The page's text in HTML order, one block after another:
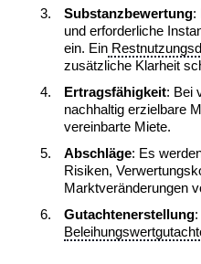
Substanzbewertung:
und erforderliche
ein. Ein
zusätzliche Klarheit
Ertragsfähigkeit: Bei
nachhaltig erzielbare
vereinbarte Miete.
Abschläge: Es
Risiken,
Marktveränderungen
Gutachtenerstellung